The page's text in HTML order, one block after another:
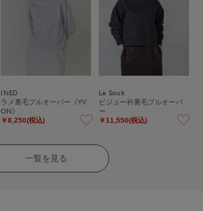
INED
ラメ裏毛プルオーバー《YV
ON》
￥8,250(税込)
Le Souk
ビジュー衿裏毛プルオーバ
ー
￥11,550(税込)
一覧を見る